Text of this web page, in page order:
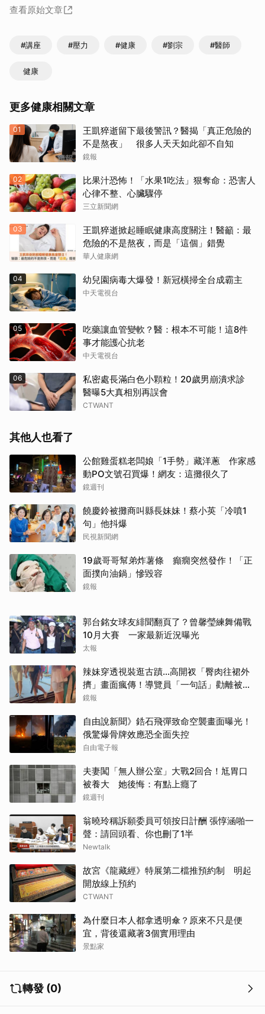
查看原始文章
#講座 #壓力 #健康 #劉宗 #醫師
健康
更多健康相關文章
01
王凱猝逝留下最後警訊？醫揭「真正危險的
不是熬夜」 很多人天天如此卻不自知
鏡報
02
比果汁恐怖！「水果1吃法」狠奪命：恐害人
心律不整、心臟驟停
三立新聞網
03
王凱猝逝掀起睡眠健康高度關注！醫籲：最
危險的不是熬夜，而是「這個」錯覺
華人健康網
04 幼兒園病毒大爆發！新冠橫掃全台成霸主
中天電視台
05
吃藥讓血管變軟？醫：根本不可能！這8件
事才能護心抗老
中天電視台
06
私密處長滿白色小顆粒！20歲男崩潰求診
醫曝5大真相別再誤會
CTWANT
其他人也看了
公館雞蛋糕老闆娘「1手勢」藏洋蔥 作家感
動PO文號召買爆！網友：這攤很久了
鏡週刊
饒慶鈴被攤商叫縣長妹妹！蔡小英「冷噴1
句」他抖爆
民視新聞網
19歲哥哥幫弟炸薯條 癲癇突然發作！「正
面撲向油鍋」慘毀容
鏡報
郭台銘女球友緋聞翻頁了？曾馨瑩練舞備戰
10月大賽 一家最新近況曝光
太報
辣妹穿透視裝逛古蹟…高開衩「臀肉往裙外
擠」畫面瘋傳！導覽員「一句話」勸離被狂
讚
鏡報
自由說新聞》鋯石飛彈致命空襲畫面曝光！
俄驚爆骨牌效應恐全面失控
自由電子報
夫妻闖「無人辦公室」大戰2回合！尪胃口
被養大 她後悔：有點上癮了
鏡週刊
翁曉玲稱訴願委員可領按日計酬 張惇涵啪一
聲：請回頭看、你也刪了1半
Newtalk
故宮《龍藏經》特展第二檔推預約制 明起
開放線上預約
CTWANT
為什麼日本人都拿透明傘？原來不只是便
宜，背後還藏著3個實用理由
景點家
轉發 (0)